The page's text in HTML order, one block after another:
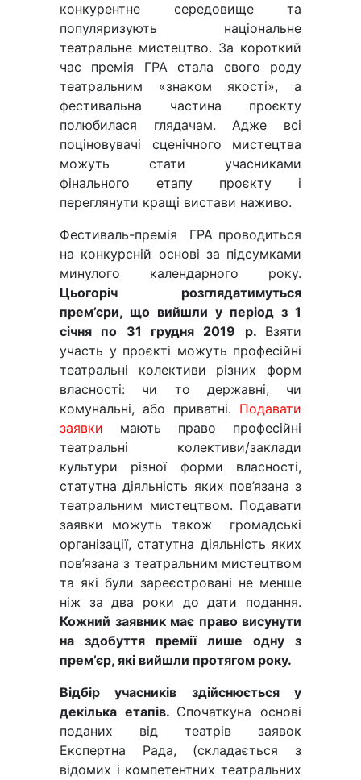
конкурентне середовище та
популяризують національне
театральне мистецтво. За короткий
час премія ГРА стала свого роду
театральним «знаком якості», а
фестивальна частина проєкту
полюбилася глядачам. Адже всі
поціновувачі сценічного мистецтва
можуть стати учасниками
фінального етапу проєкту і
переглянути кращі вистави наживо.
Фестиваль-премія ГРА проводиться
на конкурсній основі за підсумками
минулого календарного року.
Цьогоріч розглядатимуться
прем’єри, що вийшли у період з 1
січня по 31 грудня 2019 р.
Взяти
участь у проєкті можуть професійні
театральні колективи різних форм
власності: чи то державні, чи
комунальні, або приватні. Подавати
заявки мають право професійні
театральні колективи/заклади
культури різної форми власності,
статутна діяльність яких пов’язана з
театральним мистецтвом. Подавати
заявки можуть також громадські
організації, статутна діяльність яких
пов’язана з театральним мистецтвом
та які були зареєстровані не менше
ніж за два роки до дати подання.
Кожний заявник має право висунути
на здобуття премії лише одну з
прем’єр, які вийшли протягом року.
Відбір учасників здійснюється у
декілька етапів. Спочаткуна основі
поданих від театрів заявок
Експертна Рада, (складається з
відомих і компетентних театральних